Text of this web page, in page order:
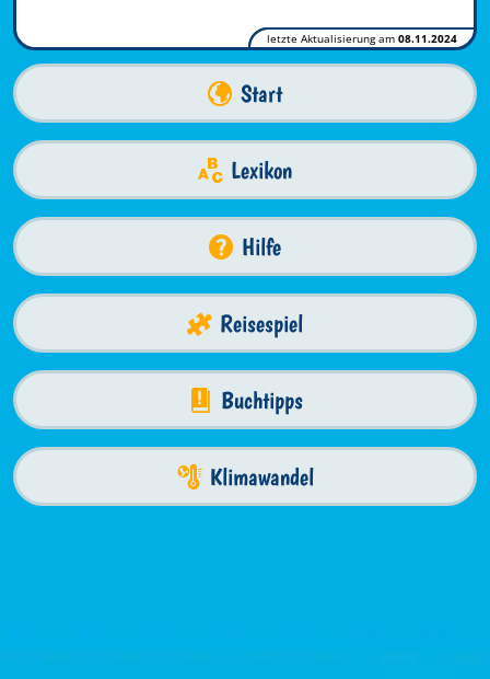
letzte Aktualisierung am 08.11.2024
Start
Lexikon
Hilfe
Reisespiel
Buchtipps
Klimawandel